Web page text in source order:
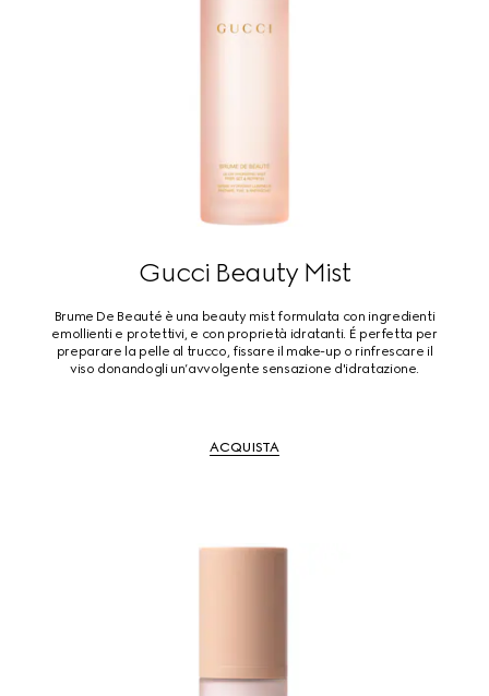
Gucci Beauty Mist
Brume De Beauté è una beauty mist formulata con ingredienti
emollienti e protettivi, e con proprietà idratanti. É perfetta per
preparare la pelle al trucco, fissare il make-up o rinfrescare il
viso donandogli un’avvolgente sensazione d'idratazione.
ACQUISTA